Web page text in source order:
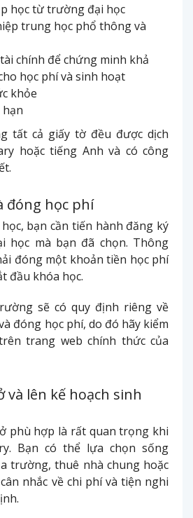
học từ trường đại học
trung học phổ thông và
chính để chứng minh khả
học phí và sinh hoạt
khỏe
hạn
tất cả giấy tờ đều được dịch
hoặc tiếng Anh và có công
đóng học phí
bạn cần tiến hành đăng ký
học mà bạn đã chọn. Thông
đóng một khoản tiền học phí
đầu khóa học.
sẽ có quy định riêng về
đóng học phí, do đó hãy kiểm
trang web chính thức của
và lên kế hoạch sinh
phù hợp là rất quan trọng khi
Bạn có thể lựa chọn sống
trường, thuê nhà chung hoặc
nhắc về chi phí và tiện nghi